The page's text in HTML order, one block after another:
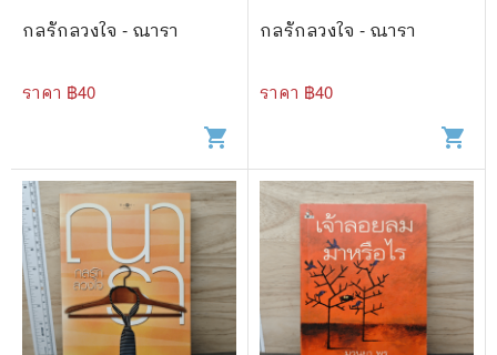
กลรักลวงใจ - ณารา
ราคา ฿40
shopping_cart
กลรักลวงใจ - ณารา
ราคา ฿40
shopping_cart